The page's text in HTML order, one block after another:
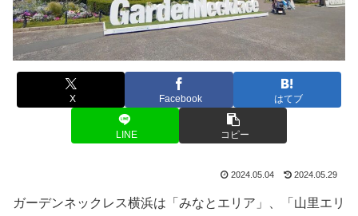
X Facebook はてブ
LINE コピー
2024.05.04 2024.05.29
ガーデンネックレス横浜は「みなとエリア」、「山里エリ